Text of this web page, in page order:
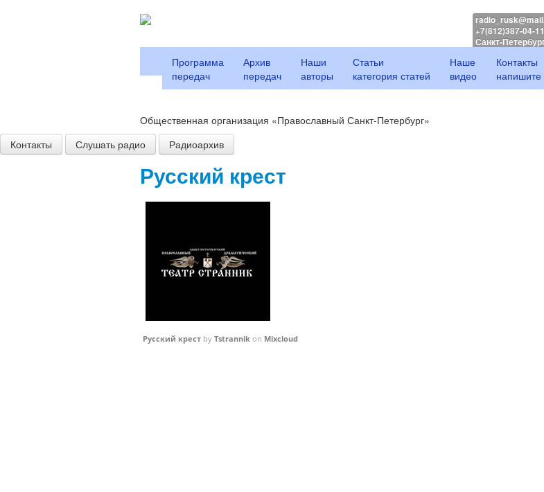
+7(812)387-04-11
Санкт-
Программа
передач
Архив
передач
Наши
авторы
Статьи
категория статей
Наше
видео
Контакты
Общественная организация «Православный Санкт-Петербург»
Контакты
Слушать радио Радиоархив
Русский крест
Русский крест by Tstrannik on Mixcloud